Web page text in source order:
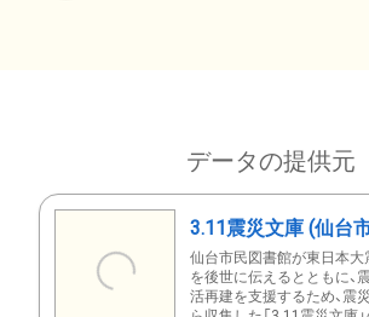
データの提供元
3.11震災文庫 (仙台
仙台市民図書館が東日本
を後世に伝えるとともに、
活再建を支援するため、震